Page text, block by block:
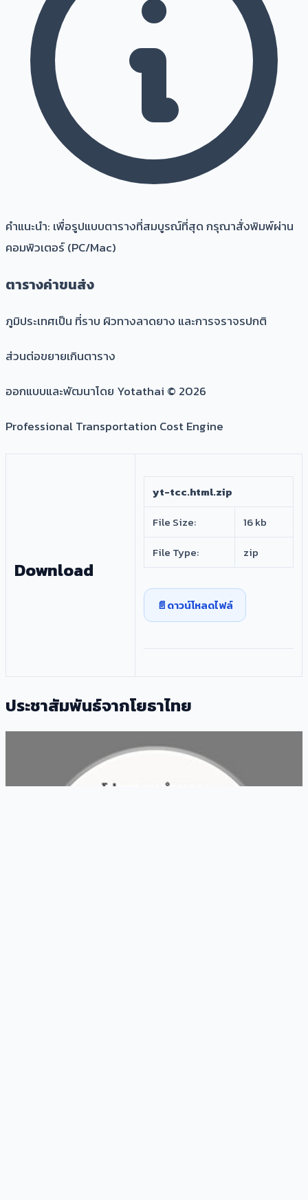
คำแนะนำ: เพื่อรูปแบบตารางที่สมบูรณ์ที่สุด กรุณาสั่งพิมพ์ผ่าน
คอมพิวเตอร์ (PC/Mac)
ตารางค่าขนส่ง
ภูมิประเทศเป็น ที่ราบ ผิวทางลาดยาง และการจราจรปกติ
ส่วนต่อขยายเกินตาราง
ออกแบบและพัฒนาโดย Yotathai © 2026
Professional Transportation Cost Engine
Download
yt-tcc.html.zip
File Size:
16 kb
File Type:
zip
ดาวน์โหลดไฟล์
ประชาสัมพันธ์จากโยธาไทย